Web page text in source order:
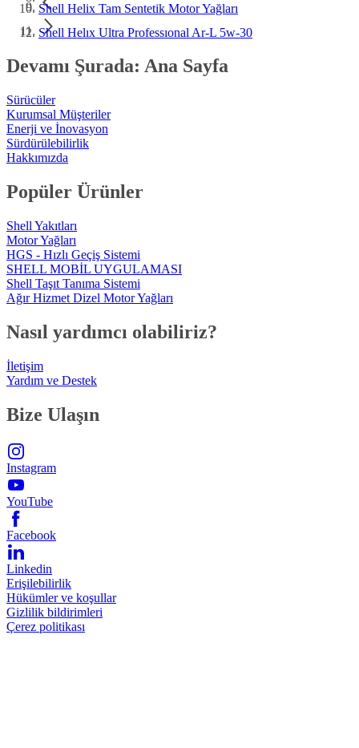
Shell Helix Tam Sentetik Motor Yağları
Shell Helıx Ultra Professıonal Ar-L 5w-30
Devamı Şurada: Ana Sayfa
Sürücüler
Kurumsal Müşteriler
Enerji ve İnovasyon
Sürdürülebilirlik
Hakkımızda
Popüler Ürünler
Shell Yakıtları
Motor Yağları
HGS - Hızlı Geçiş Sistemi
SHELL MOBİL UYGULAMASI
Shell Taşıt Tanıma Sistemi
Ağır Hizmet Dizel Motor Yağları
Nasıl yardımcı olabiliriz?
İletişim
Yardım ve Destek
Bize Ulaşın
Instagram
YouTube
Facebook
Linkedin
Erişilebilirlik
Hükümler ve koşullar
Gizlilik bildirimleri
Çerez politikası